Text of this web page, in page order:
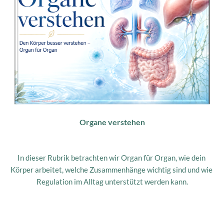
Organe verstehen
In dieser Rubrik betrachten wir Organ für Organ, wie dein
Körper arbeitet, welche Zusammenhänge wichtig sind und wie
Regulation im Alltag unterstützt werden kann.